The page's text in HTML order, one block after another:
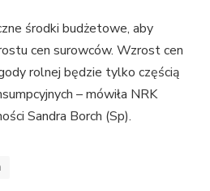
środki budżetowe, aby
cen surowców. Wzrost cen
rolnej będzie tylko częścią
– mówiła NRK
Sandra Borch (Sp).